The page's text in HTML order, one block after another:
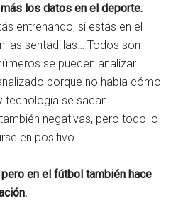
los datos en el deporte.
entrenando, si estás en el
las sentadillas… Todos son
se pueden analizar.
porque no había cómo
tecnología se sacan
negativas, pero todo lo
en positivo.
en el fútbol también hace